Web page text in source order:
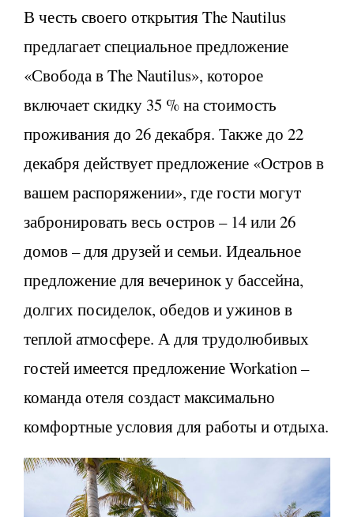
В честь своего открытия The Nautilus
предлагает специальное предложение
«Свобода в The Nautilus», которое
включает скидку 35 % на стоимость
проживания до 26 декабря. Также до 22
декабря действует предложение «Остров в
вашем распоряжении», где гости могут
забронировать весь остров – 14 или 26
домов – для друзей и семьи. Идеальное
предложение для вечеринок у бассейна,
долгих посиделок, обедов и ужинов в
теплой атмосфере. А для трудолюбивых
гостей имеется предложение Workation –
команда отеля создаст максимально
комфортные условия для работы и отдыха.